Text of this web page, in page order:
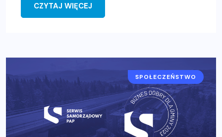
CZYTAJ WIĘCEJ
SPOŁECZEŃSTWO